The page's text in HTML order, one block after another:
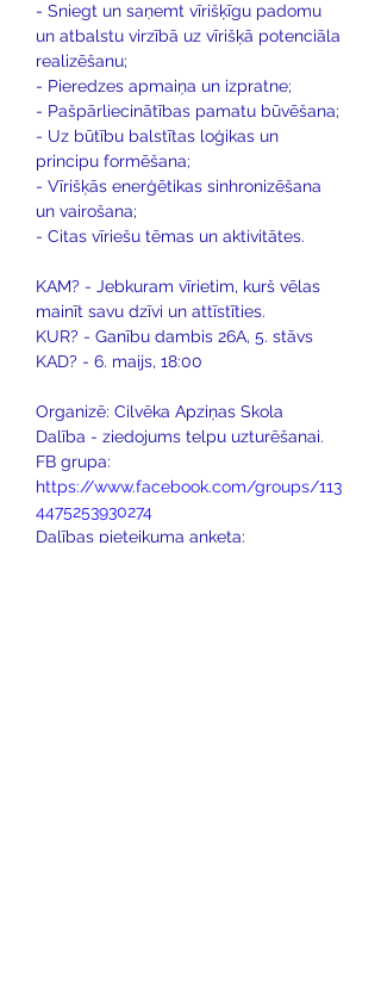
- Sniegt un saņemt vīrišķīgu padomu
un atbalstu virzībā uz vīrišķā potenciāla
realizēšanu;
- Pieredzes apmaiņa un izpratne;
- Pašpārliecinātības pamatu būvēšana;
- Uz būtību balstītas loģikas un
principu formēšana;
- Vīrišķās enerģētikas sinhronizēšana
un vairošana;
- Citas vīriešu tēmas un aktivitātes.
KAM? - Jebkuram vīrietim, kurš vēlas
mainīt savu dzīvi un attīstīties.
KUR? - Ganību dambis 26A, 5. stāvs
KAD? - 6. maijs, 18:00
Organizē: Cilvēka Apziņas Skola
Dalība - ziedojums telpu uzturēšanai.
FB grupa:
https://www.facebook.com/groups/113
4475253930274
Dalības pieteikuma anketa: